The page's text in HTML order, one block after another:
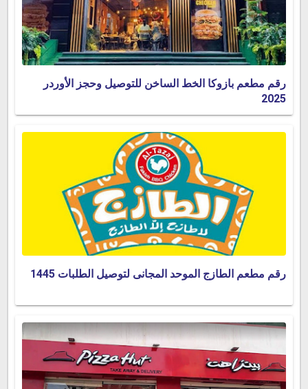
رقم مطعم بازوكا الخط الساخن للتوصيل وحجز الأوردر
2025
رقم مطعم الطازج الموحد المجانى لتوصيل الطلبات 1445